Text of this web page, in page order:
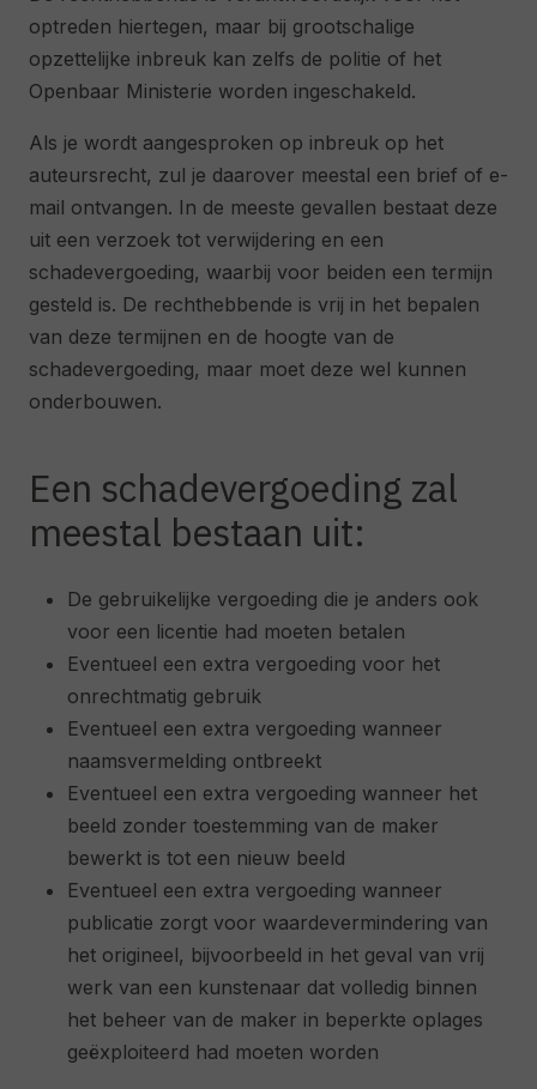
optreden hiertegen, maar bij grootschalige
opzettelijke inbreuk kan zelfs de politie of het
Openbaar Ministerie worden ingeschakeld.
Als je wordt aangesproken op inbreuk op het
auteursrecht, zul je daarover meestal een brief of e-
mail ontvangen. In de meeste gevallen bestaat deze
uit een verzoek tot verwijdering en een
schadevergoeding, waarbij voor beiden een termijn
gesteld is. De rechthebbende is vrij in het bepalen
van deze termijnen en de hoogte van de
schadevergoeding, maar moet deze wel kunnen
onderbouwen.
Een schadevergoeding zal
meestal bestaan uit:
De gebruikelijke vergoeding die je anders ook
voor een licentie had moeten betalen
Eventueel een extra vergoeding voor het
onrechtmatig gebruik
Eventueel een extra vergoeding wanneer
naamsvermelding ontbreekt
Eventueel een extra vergoeding wanneer het
beeld zonder toestemming van de maker
bewerkt is tot een nieuw beeld
Eventueel een extra vergoeding wanneer
publicatie zorgt voor waardevermindering van
het origineel, bijvoorbeeld in het geval van vrij
werk van een kunstenaar dat volledig binnen
het beheer van de maker in beperkte oplages
geëxploiteerd had moeten worden